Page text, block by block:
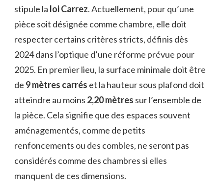
stipule la loi Carrez. Actuellement, pour qu’une
pièce soit désignée comme chambre, elle doit
respecter certains critères stricts, définis dès
2024 dans l’optique d’une réforme prévue pour
2025. En premier lieu, la surface minimale doit être
de 9 mètres carrés et la hauteur sous plafond doit
atteindre au moins 2,20 mètres sur l’ensemble de
la pièce. Cela signifie que des espaces souvent
aménagementés, comme de petits
renfoncements ou des combles, ne seront pas
considérés comme des chambres si elles
manquent de ces dimensions.